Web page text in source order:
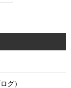
グ）